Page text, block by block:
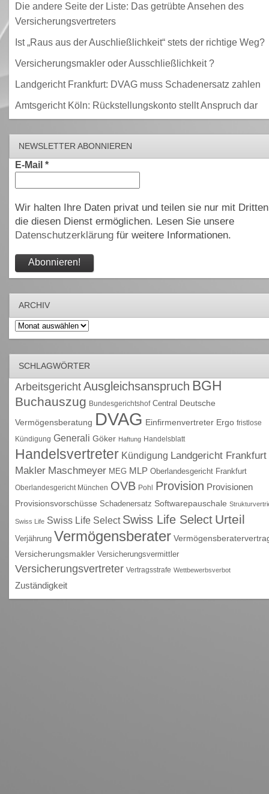
Die andere Seite der Liste: Das getrübte Ansehen des
Versicherungsvertreters
Ist „Raus aus der Auschließlichkeit“ stets der richtige Weg?
Versicherungsmakler oder Ausschließlichkeit ?
Landgericht Frankfurt: DVAG muss Schadenersatz zahlen
Amtsgericht Köln: Rückstellungskonto stellt Anspruch dar
NEWSLETTER ABONNIEREN
E-Mail *
Wir halten Ihre Daten privat und teilen sie nur mit
die diesen Dienst ermöglichen. Lesen Sie unsere
Datenschutzerklärungfür weitere Informationen.
ARCHIV
Archiv
SCHLAGWÖRTER
Arbeitsgericht Ausgleichsanspruch BGH
Buchauszug Bundesgerichtshof Central Deutsche
Vermögensberatung DVAG Einfirmenvertreter Ergo fristlose
Kündigung Generali Göker Haftung Handelsblatt
Handelsvertreter Kündigung Landgericht Frankfurt
Makler Maschmeyer MEG MLP Oberlandesgericht Frankfurt
Oberlandesgericht München OVB Pohl Provision Provisionen
Provisionsvorschüsse Schadenersatz Softwarepauschale
Swiss Life Swiss Life Select Swiss Life Select Urteil
Verjährung Vermögensberater
Versicherungsmakler Versicherungsvermittler
Versicherungsvertreter Vertragsstrafe Wettbewerbsverbot
Zuständigkeit